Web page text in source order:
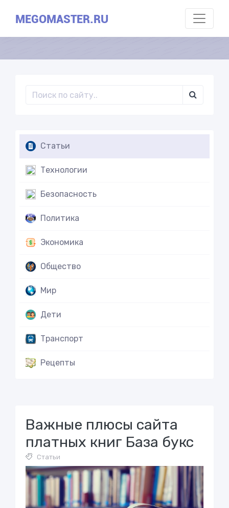
MEGOMASTER.RU
Статьи
Технологии
Безопасность
Политика
Экономика
Общество
Мир
Дети
Транспорт
Рецепты
Важные плюсы сайта
платных книг База букс
Статьи